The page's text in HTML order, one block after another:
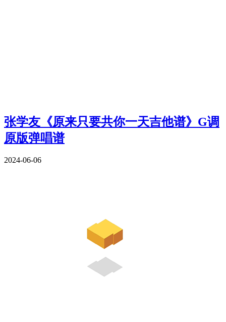
张学友《原来只要共你一天吉他谱》G调
原版弹唱谱
2024-06-06